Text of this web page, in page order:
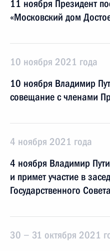
11 ноября Президент
«Московский дом
10 ноября 2021 года
10 ноября Владимир
совещание с членами
4 ноября 2021 года
4 ноября Владимир
и примет участие в
Государственного
30 − 31 октября 2021